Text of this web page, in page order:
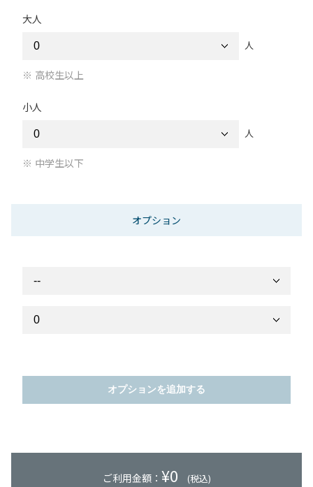
大人
人
高校生以上
小人
人
中学生以下
オプション
オプションを追加する
ご利用金額： ¥0 (税込)